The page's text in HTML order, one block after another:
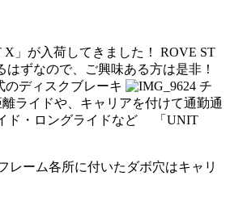
」が入荷してきました！ ROVE ST
ずなので、
ご興味ある方は是非！
ディスクブレーキ
チ
ライドや、 キャリアを付けて通勤通
ド・ロングライドなど 「UNIT
レーム各所に付いたダボ穴はキャリ